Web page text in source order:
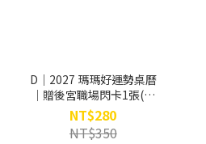
D｜2027 瑪瑪好運勢桌曆
｜贈後宮職場閃卡1張(隨
機出貨)
NT$280
NT$350